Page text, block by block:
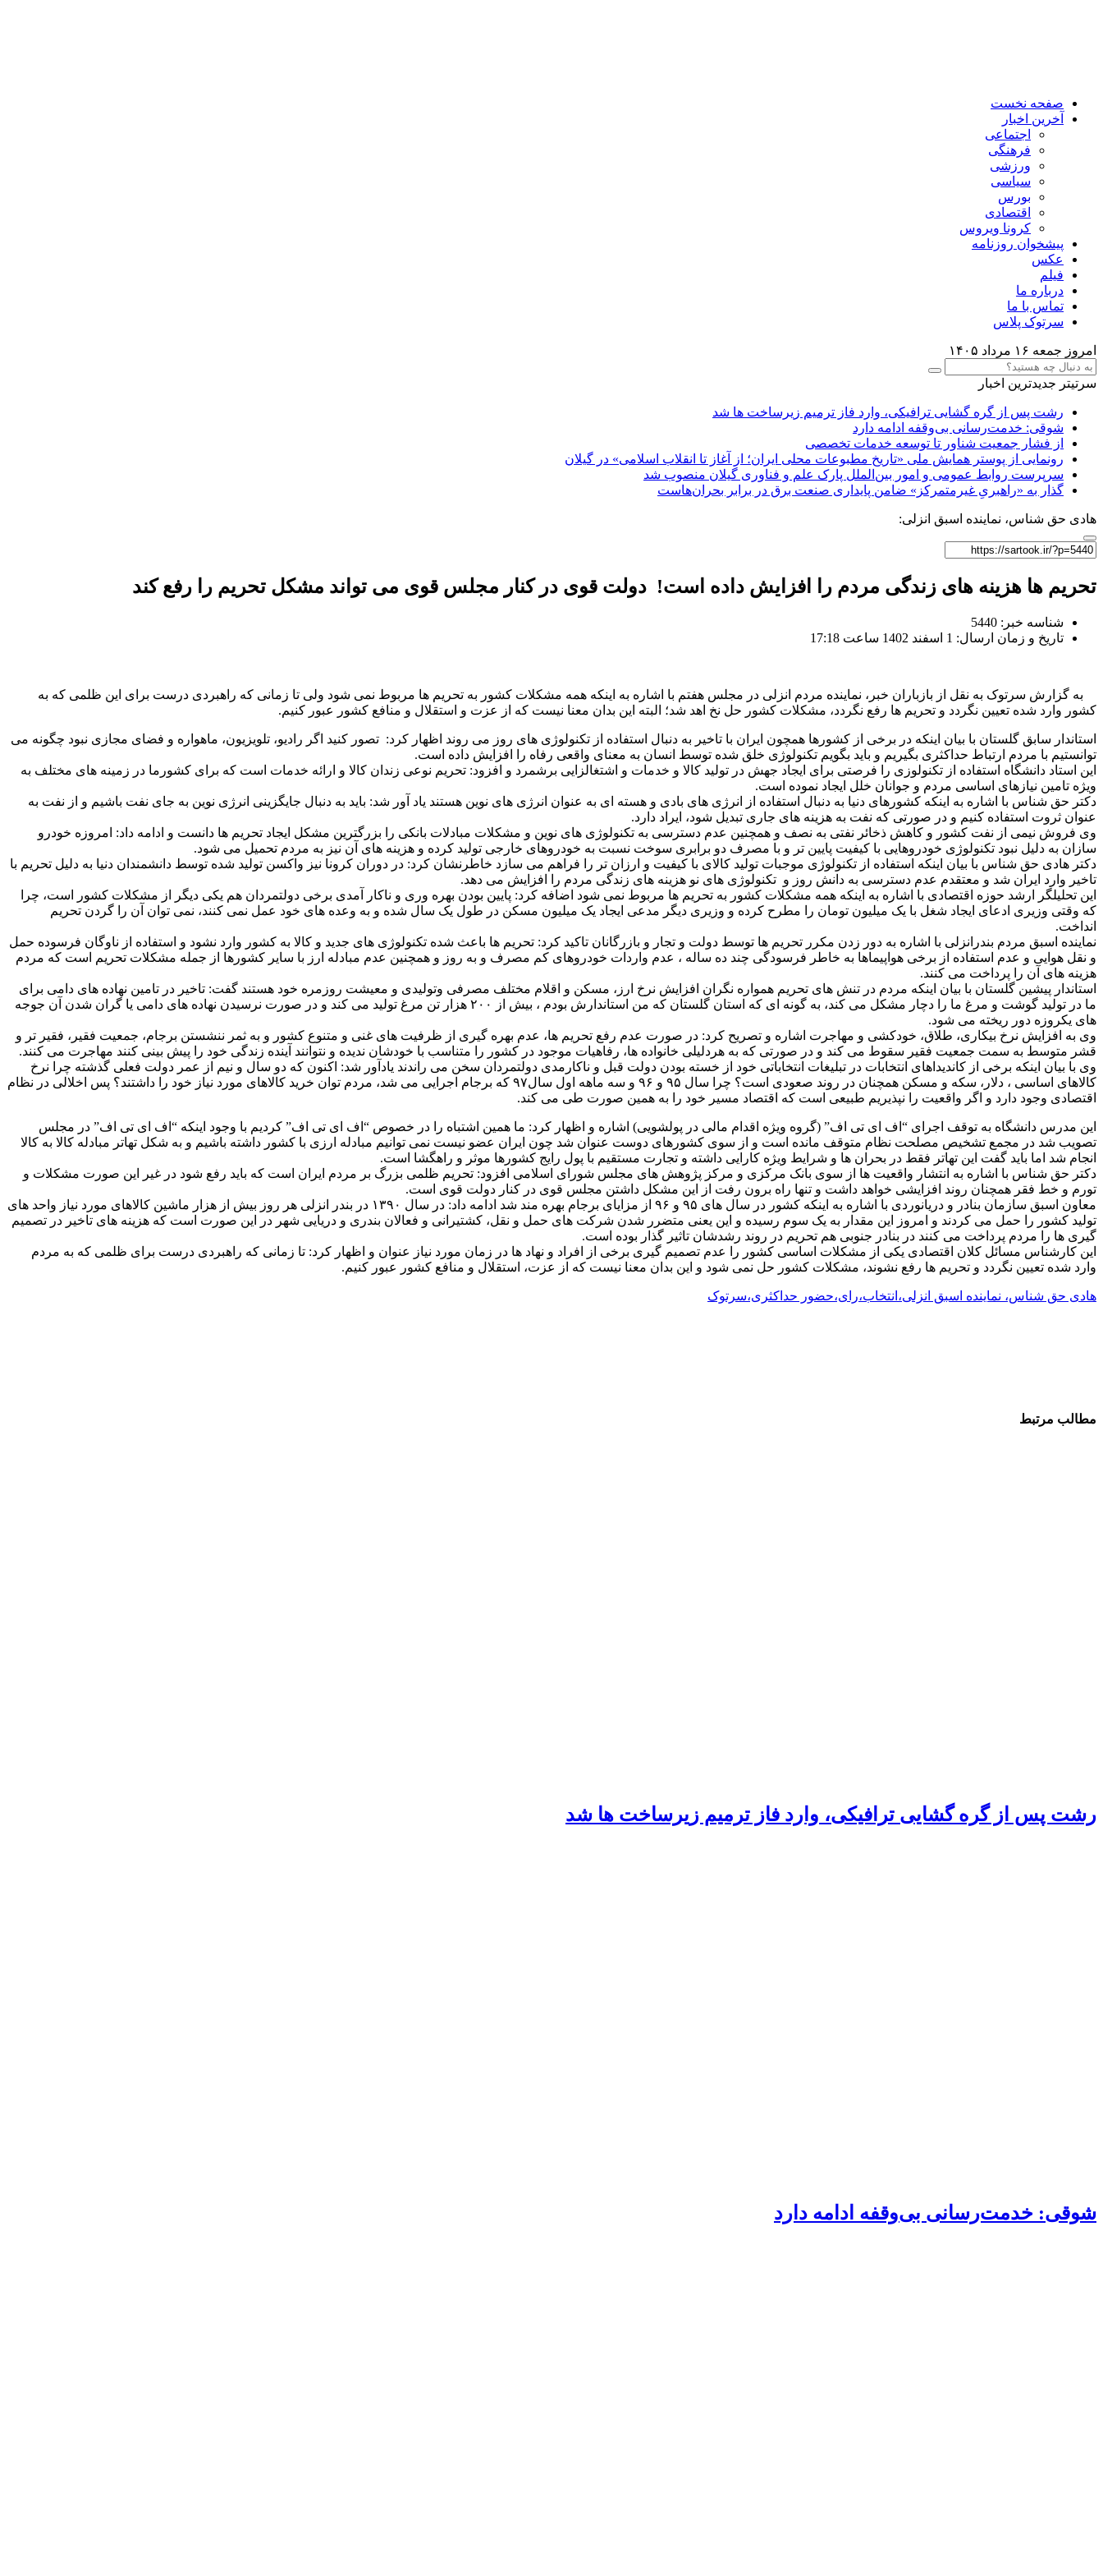
صفحه نخست
آخرین اخبار
اجتماعی
فرهنگی
ورزشی
سیاسی
بورس
اقتصادی
کرونا ویروس
پیشخوان روزنامه
عکس
فیلم
درباره ما
تماس با ما
سرتوک پلاس
امروز جمعه ۱۶ مرداد ۱۴۰۵
سرتیتر جدیدترین اخبار
رشت پس از گره گشایی ترافیکی، وارد فاز ترمیم زیرساخت ها شد
شوقی: خدمت‌رسانی بی‌وقفه ادامه دارد
از فشار جمعیت شناور تا توسعه خدمات تخصصی
رونمایی از پوستر همایش ملی «تاریخ مطبوعات محلی ایران؛ از آغاز تا انقلاب اسلامی» در گیلان
سرپرست روابط عمومی و امور بین‌الملل پارک علم و فناوری گیلان منصوب شد
گذار به «راهبریِ غیرمتمرکز» ضامن پایداری صنعت برق در برابر بحران‌هاست
هادی حق شناس، نماینده اسبق انزلی:
تحریم ها هزینه های زندگی مردم را افزایش داده است! دولت قوی در کنار مجلس قوی می تواند مشکل تحریم را رفع کند
شناسه خبر: 5440
تاریخ و زمان ارسال: 1 اسفند 1402 ساعت 17:18
به گزارش سرتوک به نقل از بازباران خبر، نماینده مردم انزلی در مجلس هفتم با اشاره به اینکه همه مشکلات کشور به تحریم ها مربوط نمی شود ولی تا زمانی که راهبردی درست برای این ظلمی که به
کشور وارد شده تعیین نگردد و تحریم ها رفع نگردد، مشکلات کشور حل نخ اهد شد؛ البته این بدان معنا نیست که از عزت و استقلال و منافع کشور عبور کنیم.
استاندار سابق گلستان با بیان اینکه در برخی از کشورها همچون ایران با تاخیر به دنبال استفاده از تکنولوژی های روز می روند اظهار کرد: تصور کنید اگر رادیو، تلویزیون، ماهواره و فضای مجازی نبود چگونه می
توانستیم با مردم ارتباط حداکثری بگیریم و باید بگویم تکنولوژی خلق شده توسط انسان به معنای واقعی رفاه را افزایش داده است.
این استاد دانشگاه استفاده از تکنولوزی را فرصتی برای ایجاد جهش در تولید کالا و خدمات و اشتغالزایی برشمرد و افزود: تحریم نوعی زندان کالا و ارائه خدمات است که برای کشورما در زمینه های مختلف به
ویژه تامین نیازهای اساسی مردم و جوانان خلل ایجاد نموده است.
دکتر حق شناس با اشاره به اینکه کشورهای دنیا به دنبال استفاده از انرژی های بادی و هسته ای به عنوان انرژی های نوین هستند یاد آور شد: باید به دنبال جایگزینی انرژی نوین به جای نفت باشیم و از نفت به
عنوان ثروت استفاده کنیم و در صورتی که نفت به هزینه های جاری تبدیل شود، ایراد دارد.
وی فروش نیمی از نفت کشور و کاهش ذخائر نفتی به نصف و همچنین عدم دسترسی به تکنولوژی های نوین و مشکلات مبادلات بانکی را بزرگترین مشکل ایجاد تحریم ها دانست و ادامه داد: امروزه خودرو
سازان به دلیل نبود تکنولوژی خودروهایی با کیفیت پایین تر و با مصرف دو برابری سوخت نسبت به خودروهای خارجی تولید کرده و هزینه های آن نیز به مردم تحمیل می شود.
دکتر هادی حق شناس با بیان اینکه استفاده از تکنولوژی موجبات تولید کالای با کیفیت و ارزان تر را فراهم می سازد خاطرنشان کرد: در دوران کرونا نیز واکسن تولید شده توسط دانشمندان دنیا به دلیل تحریم با
تاخیر وارد ایران شد و معتقدم عدم دسترسی به دانش روز و تکنولوژی های نو هزینه های زندگی مردم را افزایش می دهد.
این تحلیلگر ارشد حوزه اقتصادی با اشاره به اینکه همه مشکلات کشور به تحریم ها مربوط نمی شود اضافه کرد: پایین بودن بهره وری و ناکار آمدی برخی دولتمردان هم یکی دیگر از مشکلات کشور است، چرا
که وقتی وزیری ادعای ایجاد شغل با یک میلیون تومان را مطرح کرده و وزیری دیگر مدعی ایجاد یک میلیون مسکن در طول یک سال شده و به وعده های خود عمل نمی کنند، نمی توان آن را گردن تحریم
انداخت.
نماینده اسبق مردم بندرانزلی با اشاره به دور زدن مکرر تحریم ها توسط دولت و تجار و بازرگانان تاکید کرد: تحریم ها باعث شده تکنولوژی های جدید و کالا به کشور وارد نشود و استفاده از ناوگان فرسوده حمل
و نقل هوایی و عدم استفاده از برخی هواپیماها به خاطر فرسودگی چند ده ساله ، عدم واردات خودروهای کم مصرف و‌ به روز و همچنین عدم مبادله ارز با سایر کشورها از جمله مشکلات تحریم است که مردم
هزینه های آن را پرداخت می کنند.
استاندار پیشین گلستان با بیان اینکه مردم در تنش های تحریم همواره نگران افزایش نرخ ارز، مسکن و‌ اقلام مختلف مصرفی و‌تولیدی و معیشت روزمره خود هستند گفت: تاخیر در تامین نهاده های دامی برای
ما در تولید گوشت و مرغ ما را دچار مشکل می کند، به گونه ای که استان گلستان که من استاندارش بودم ، بیش از ۲۰۰ هزار تن مرغ تولید می کند و در صورت نرسیدن نهاده های دامی یا گران شدن آن جوجه
های یکروزه دور ریخته می شود.
وی به افزایش نرخ بیکاری، طلاق، خودکشی و مهاجرت اشاره و تصریح کرد: در صورت عدم رفع تحریم ها، عدم بهره گیری از ظرفیت های غنی و‌ متنوع کشور و به ثمر ننشستن برجام، جمعیت فقیر، فقیر تر و
قشر متوسط به سمت جمعیت فقیر سقوط می کند و در صورتی که به هردلیلی خانواده ها، رفاهیات موجود در کشور را متناسب با خودشان ندیده و نتوانند آینده زندگی خود را پیش بینی کنند مهاجرت می کنند.
وی با بیان اینکه برخی از کاندیداهای انتخابات در تبلیغات انتخاباتی خود از خسته بودن دولت قبل و ناکارمدی دولتمردان سخن می راندند یادآور شد: اکنون که دو سال و نیم از عمر دولت فعلی گذشته چرا نرخ
کالاهای اساسی ، دلار، سکه و مسکن همچنان در روند صعودی است؟ چرا سال ۹۵ و ۹۶ و سه ماهه اول سال۹۷ که برجام اجرایی می شد، مردم توان خرید کالاهای مورد نیاز خود را داشتند؟ پس اخلالی در نظام
اقتصادی وجود دارد و اگر واقعیت را نپذیریم طبیعی است که اقتصاد مسیر خود را به همین صورت طی می کند.
این مدرس دانشگاه به توقف اجرای “اف ای تی اف” (گروه ویژه اقدام مالی در پولشویی) اشاره و اظهار کرد: ما همین اشتباه را در خصوص “اف ای تی اف” کردیم با وجود اینکه “اف ای تی اف” در مجلس
تصویب شد در مجمع تشخیص مصلحت نظام متوقف مانده است و از سوی کشورهای دوست عنوان شد چون ایران عضو نیست نمی توانیم مبادله ارزی با کشور داشته باشیم و به شکل تهاتر مبادله کالا به کالا
انجام شد اما باید گفت این تهاتر فقط در بحران ها و شرایط ویژه کارایی داشته و تجارت مستقیم با پول رایج کشورها موثر و‌ راهگشا است.
دکتر حق شناس با اشاره به انتشار واقعیت ها از سوی بانک مرکزی و مرکز پژوهش های مجلس شورای اسلامی افزود: تحریم ظلمی بزرگ بر مردم ایران است که باید رفع شود در غیر این صورت مشکلات و
تورم و خط فقر همچنان روند افزایشی خواهد داشت و تنها راه برون رفت از این مشکل داشتن مجلس قوی در کنار دولت قوی است.
معاون اسبق سازمان بنادر و‌ دریانوردی با اشاره به اینکه کشور در سال های ۹۵ و ۹۶ از مزایای برجام بهره مند شد ادامه داد: در سال ۱۳۹۰ در بندر انزلی هر روز بیش از هزار ماشین کالاهای مورد نیاز واحد های
تولید کشور را حمل می کردند و امروز این مقدار به یک سوم رسیده و این یعنی متضرر شدن شرکت های حمل و نقل، کشتیرانی و فعالان بندری و‌ دریایی شهر در این صورت است که هزینه های تاخیر در تصمیم
گیری ها را مردم پرداخت می کنند در بنادر جنوبی هم تحریم در روند رشدشان تاثیر گذار بوده است.
این کارشناس مسائل کلان اقتصادی یکی از مشکلات اساسی کشور را عدم تصمیم گیری برخی از افراد و نهاد ها در زمان مورد نیاز عنوان و اظهار کرد: تا زمانی که راهبردی درست برای ظلمی که به مردم
وارد شده تعیین نگردد و تحریم ها رفع نشوند، مشکلات کشور حل نمی شود و این بدان معنا نیست که از عزت، استقلال و منافع کشور عبور کنیم.
هادی حق شناس، نماینده اسبق انزلی،انتخاب،رای،حضور حداکثری،سرتوک
مطالب مرتبط
رشت پس از گره گشایی ترافیکی، وارد فاز ترمیم زیرساخت ها شد
شوقی: خدمت‌رسانی بی‌وقفه ادامه دارد